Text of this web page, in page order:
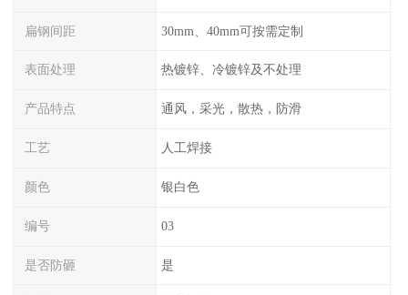
扁钢间距 30mm、40mm可按需定制
表面处理 热镀锌、冷镀锌及不处理
产品特点 通风，采光，散热，防滑
工艺 人工焊接
颜色 银白色
编号 03
是否防砸 是